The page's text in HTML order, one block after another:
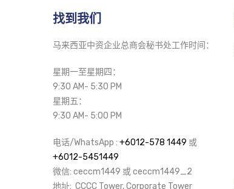
找到我们
马来西亚中资企业总商会秘书处工作时间：
星期一至星期四：
9:30 AM- 5:30 PM
星期五：
9:30 AM- 5:00 PM
电话/WhatsApp : +6012-578 1449 或
+6012-5451449
微信: ceccm1449 或 ceccm1449_2
地址: CCCC Tower, Corporate Tower